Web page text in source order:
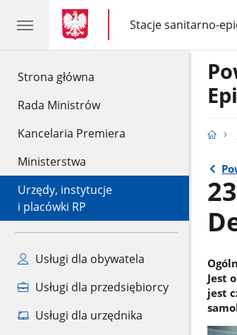
Strona główna
Rada Ministrów
Kancelaria Premiera
Ministerstwa
Urzędy, instytucje
i placówki RP
Usługi dla obywatela
Usługi dla przedsiębiorcy
Usługi dla urzędnika
gov.pl
gov.pl
Stacje sanitarno-
gov.pl
Stacje
sanitarno-
epidemiologiczne
Jest
jest